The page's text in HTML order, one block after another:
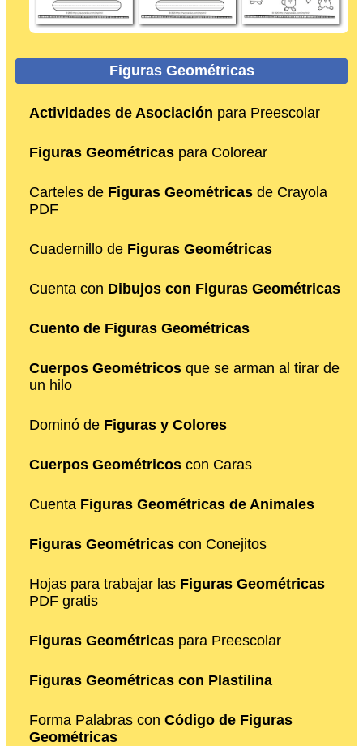
Figuras Geométricas
Actividades de Asociación para Preescolar
Figuras Geométricas para Colorear
Carteles de Figuras Geométricas de Crayola
PDF
Cuadernillo de Figuras Geométricas
Cuenta con Dibujos con Figuras Geométricas
Cuento de Figuras Geométricas
Cuerpos Geométricos que se arman al tirar de
un hilo
Dominó de Figuras y Colores
Cuerpos Geométricos con Caras
Cuenta Figuras Geométricas de Animales
Figuras Geométricas con Conejitos
Hojas para trabajar las Figuras Geométricas
PDF gratis
Figuras Geométricas para Preescolar
Figuras Geométricas con Plastilina
Forma Palabras con Código de Figuras
Geométricas